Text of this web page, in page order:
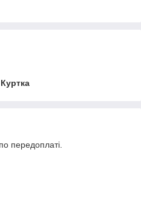
Куртка
передоплаті.